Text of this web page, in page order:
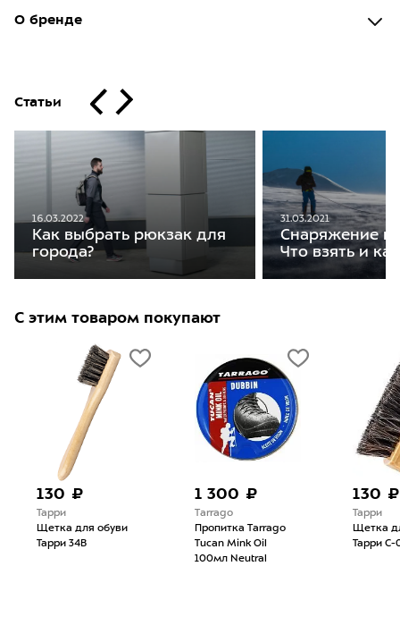
О бренде
Статьи
16.03.2022
Как выбрать рюкзак для
города?
31.03.2021
Снаряжение
Что взять и
С этим товаром покупают
130 ₽
Тарри
Щетка для обуви
Тарри 34В
1 300 ₽
Tarrago
Пропитка Tarrago
Tucan Mink Oil
100мл Neutral
130 ₽
Тарри
Щетка
Тарри С-